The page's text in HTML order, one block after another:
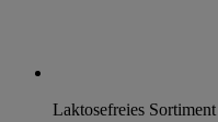
Laktosefreies Sortiment